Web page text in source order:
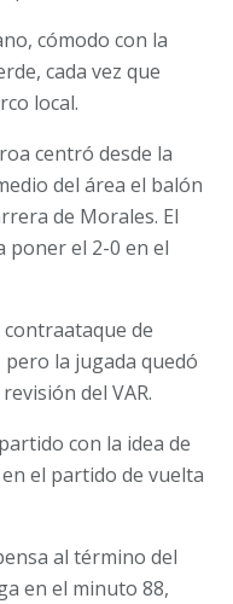
cómodo con la
cada vez que
local.
centró desde la
del área el balón
de Morales. El
poner el 2-0 en el
de
la jugada quedó
del VAR.
con la idea de
el partido de vuelta
al término del
en el minuto 88,